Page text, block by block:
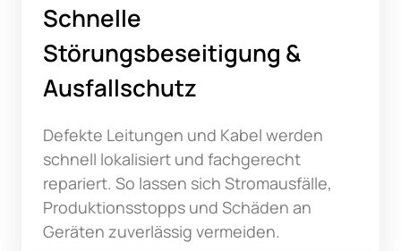
Schnelle
Störungsbeseitigung &
Ausfallschutz
Defekte Leitungen und Kabel werden
schnell lokalisiert und fachgerecht
repariert. So lassen sich Stromausfälle,
Produktionsstopps und Schäden an
Geräten zuverlässig vermeiden.